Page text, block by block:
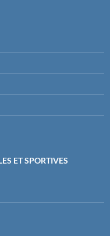
ET SPORTIVES